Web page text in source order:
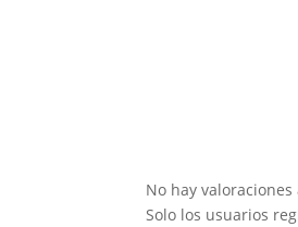
No hay valoraciones
Solo los usuarios